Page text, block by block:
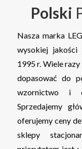
Polski
Nasza marka
wysokiej jakości
1995 r. Wiele
dopasować do
wzornictwo i
Sprzedajemy
oferujemy ceny
sklepy